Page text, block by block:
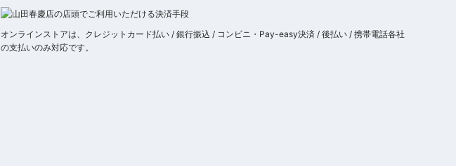
オンラインストアは、クレジットカード払い / 銀行振込 / コンビニ・Pay-easy決済 / 後払い / 携帯電話各社
の支払いのみ対応です。